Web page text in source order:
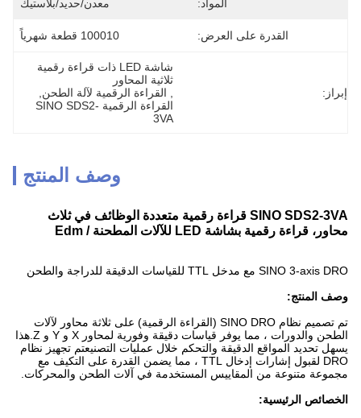
المواد: معدن/حديد/بلاستيك
القدرة على العرض: 100010 قطعة شهرياً
إبراز:
ثلاثية المحاور
القراءة الرقمية لآلة الطحن
القراءة الرقمية SINO SDS2-
3VA
وصف المنتج
SINO SDS2-3VA قراءة رقمية متعددة الوظائف في ثلاث
محاور، قراءة رقمية بشاشة LED للآلات المطحنة / Edm
SINO 3-axis DRO مع مدخل TTL للقياسات الدقيقة للدراجة والطحن
وصف المنتج:
تم تصميم نظام SINO DRO (القراءة الرقمية) على ثلاثة محاور لآلات
الطحن والدورات ، مما يوفر قياسات دقيقة وفورية لمحاور X و Y و Z.هذا
يسهل تحديد المواقع الدقيقة والتحكم خلال عمليات التصنيعتم تجهيز نظام
DRO لقبول إشارات إدخال TTL ، مما يضمن القدرة على التكيف مع
مجموعة متنوعة من المقاييس المستخدمة في آلات الطحن والمحركات.
الخصائص الرئيسية: